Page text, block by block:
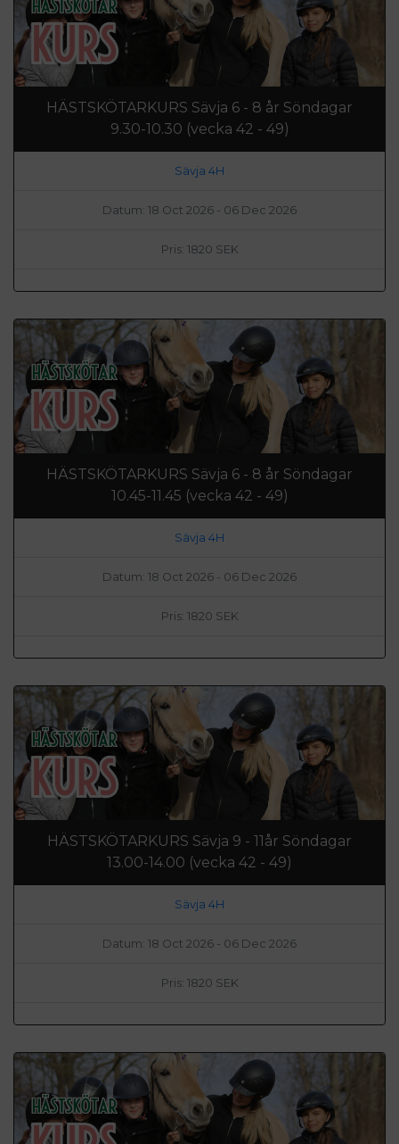
HÄSTSKÖTARKURS Sävja 6 - 8 år Söndagar
9.30-10.30 (vecka 42 - 49)
Sävja 4H
Datum: 18 Oct 2026 - 06 Dec 2026
Pris: 1820 SEK
HÄSTSKÖTARKURS Sävja 6 - 8 år Söndagar
10.45-11.45 (vecka 42 - 49)
Sävja 4H
Datum: 18 Oct 2026 - 06 Dec 2026
Pris: 1820 SEK
HÄSTSKÖTARKURS Sävja 9 - 11år Söndagar
13.00-14.00 (vecka 42 - 49)
Sävja 4H
Datum: 18 Oct 2026 - 06 Dec 2026
Pris: 1820 SEK